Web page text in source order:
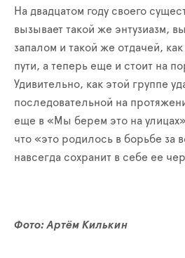
На двадцатом году своего
вызывает такой же энтузиазм,
запалом и такой же отдачей,
пути, а теперь еще и стоит на
Удивительно, как этой группе
последовательной на
еще в «Мы берем это на
что «это родилось в борьбе за
навсегда сохранит в себе ее
Фото: Артём Килькин